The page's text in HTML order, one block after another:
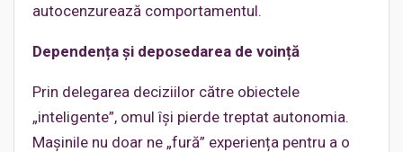
autocenzurează comportamentul.
Dependența și deposedarea de voință
Prin delegarea deciziilor către obiectele
„inteligente”, omul își pierde treptat autonomia.
Mașinile nu doar ne „fură” experiența pentru a o